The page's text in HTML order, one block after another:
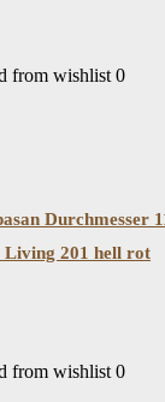
from wishlist 0
Durchmesser
Living 201 hell rot
from wishlist 0